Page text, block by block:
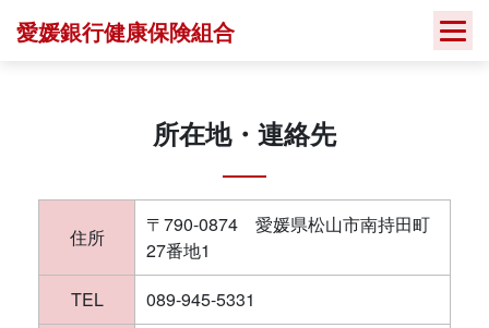
愛媛銀行健康保険組合
所在地・連絡先
住所
〒790-0874 愛媛県松山市南持田町
27番地1
TEL
089-945-5331